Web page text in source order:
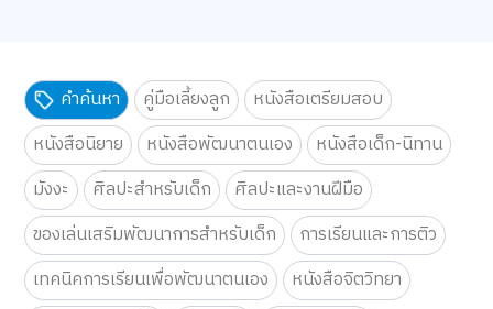
คำค้นหา คู่มือเลี้ยงลูก
หนังสือเตรียมสอบ
หนังสือนิยาย
หนังสือพัฒนาตนเอง
หนังสือเด็ก-นิทาน
มังงะ
ศิลปะสำหรับเด็ก
ศิลปะและงานฝีมือ
ของเล่นเสริมพัฒนาการสำหรับเด็ก
การเรียนและการติว
เทคนิคการเรียนเพื่อพัฒนาตนเอง
หนังสือจิตวิทยา